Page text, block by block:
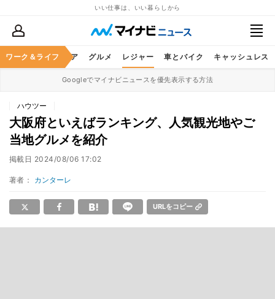
いい仕事は、いい暮らしから
ワーク＆ライフ
暮らし ヘルスケア グルメ レジャー 車とバイク キャッシュレス
Googleでマイナビニュースを優先表示する方法
ハウツー
大阪府といえばランキング、人気観光地やご
当地グルメを紹介
掲載日 2024/08/06 17:02
著者： カンターレ
URLをコピー